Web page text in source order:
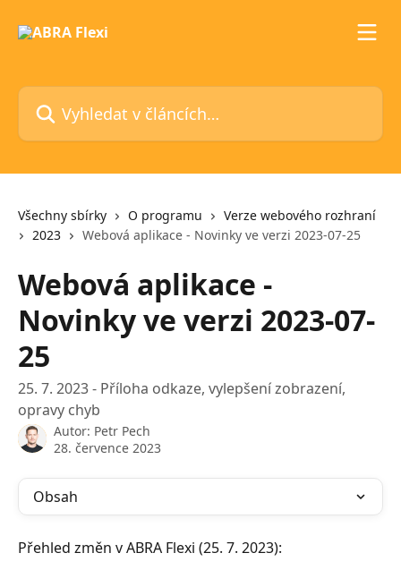
Vyhledat v článcích…
Všechny sbírky O programu
Verze webového rozhraní
2023
Webová aplikace - Novinky ve verzi 2023-07-25
Webová aplikace -
Novinky ve verzi 2023-07-
25
25. 7. 2023 - Příloha odkaze, vylepšení zobrazení,
opravy chyb
Autor: Petr Pech
28. července 2023
Obsah
Přehled změn v ABRA Flexi (25. 7. 2023):